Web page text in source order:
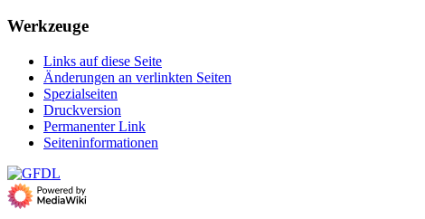
Werkzeuge
Links auf diese Seite
Änderungen an verlinkten Seiten
Spezialseiten
Druckversion
Permanenter Link
Seiten­­informationen